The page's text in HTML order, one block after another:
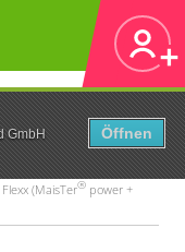
GmbH
Öffnen
(MaisTer® power +